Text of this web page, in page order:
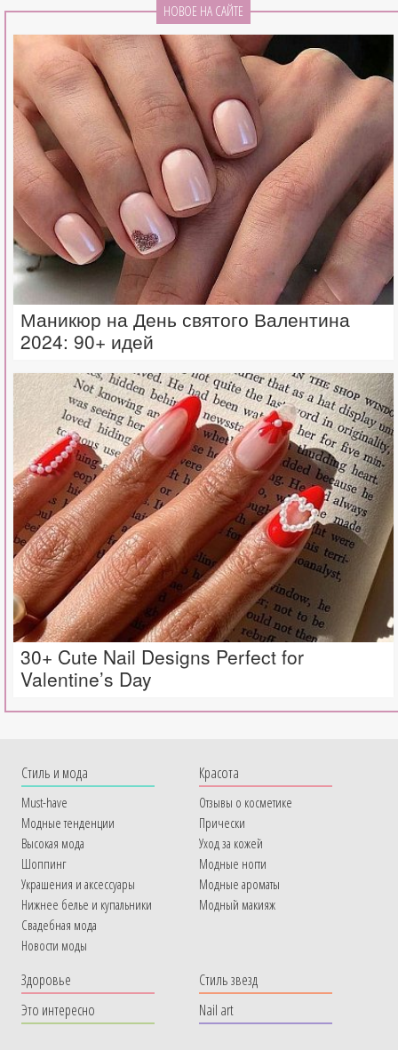
НОВОЕ НА САЙТЕ
Маникюр на День святого Валентина
2024: 90+ идей
30+ Cute Nail Designs Perfect for
Valentine’s Day
Cтиль и мода
Must-have
Модные тенденции
Высокая мода
Шоппинг
Украшения и аксессуары
Нижнее белье и купальники
Свадебная мода
Новости моды
Красота
Отзывы о косметике
Прически
Уход за кожей
Модные ногти
Модные ароматы
Модный макияж
Здоровье
Это интересно
Стиль звезд
Nail art